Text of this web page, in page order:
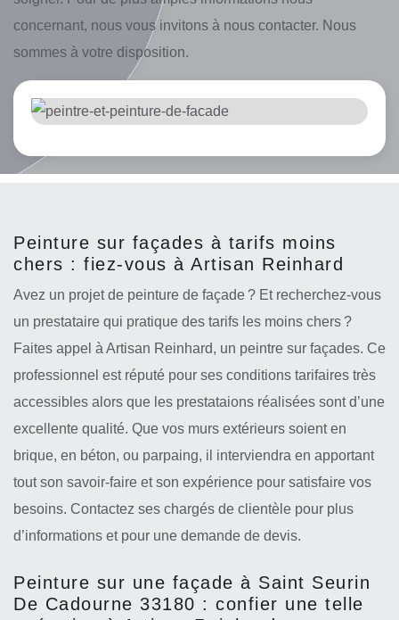
concernant, nous vous invitons à nous contacter. Nous
sommes à votre disposition.
Peinture sur façades à tarifs moins
chers : fiez-vous à Artisan Reinhard
Avez un projet de peinture de façade ? Et recherchez-vous
un prestataire qui pratique des tarifs les moins chers ?
Faites appel à Artisan Reinhard, un peintre sur façades. Ce
professionnel est réputé pour ses conditions tarifaires très
accessibles alors que les prestataions réalisées sont d’une
excellente qualité. Que vos murs extérieurs soient en
brique, en béton, ou parpaing, il interviendra en apportant
tout son savoir-faire et son expérience pour satisfaire vos
besoins. Contactez ses chargés de clientèle pour plus
d’informations et pour une demande de devis.
Peinture sur une façade à Saint Seurin
De Cadourne 33180 : confier une telle